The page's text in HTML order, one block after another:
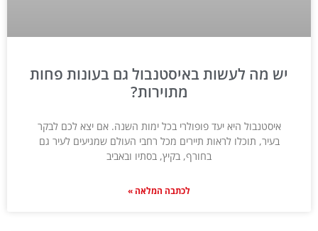
יש מה לעשות באיסטנבול גם בעונות פחות
מתוירות?
איסטנבול היא יעד פופולרי בכל ימות השנה. אם יצא לכם לבקר
בעיר, תוכלו לראות תיירים מכל רחבי העולם שמגיעים לעיר גם
בחורף, בקיץ, בסתיו ובאביב
לכתבה המלאה »